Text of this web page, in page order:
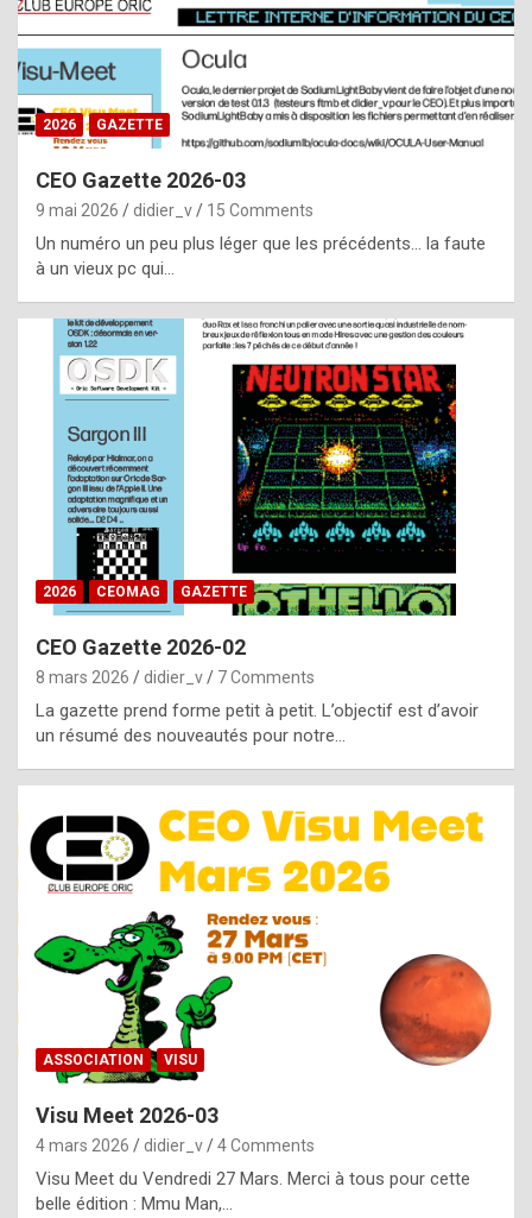
t
a
s
i
e
f
o
m
m
a
y
b
e
b
y
g
e
n
u
i
n
e
R
o
p
l
2026 GAZETTE
CEO Gazette 2026-03
9 mai 2026 didier_v 15 Comments
Un numéro un peu plus léger que les précédents… la faute
à un vieux pc qui…
2026 CEOMAG GAZETTE
CEO Gazette 2026-02
8 mars 2026 didier_v 7 Comments
La gazette prend forme petit à petit. L’objectif est d’avoir
un résumé des nouveautés pour notre…
ASSOCIATION VISU
Visu Meet 2026-03
4 mars 2026 didier_v 4 Comments
Visu Meet du Vendredi 27 Mars. Merci à tous pour cette
belle édition : Mmu Man,…